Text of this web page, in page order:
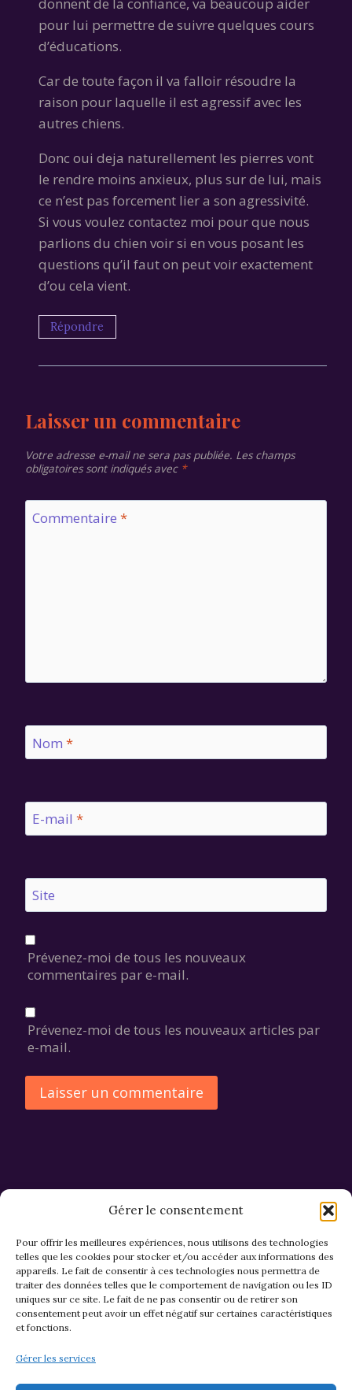
Gérer le consentement
Pour offrir les meilleures expériences, nous utilisons des technologies
telles que les cookies pour stocker et/ou accéder aux informations des
appareils. Le fait de consentir à ces technologies nous permettra de
traiter des données telles que le comportement de navigation ou les ID
uniques sur ce site. Le fait de ne pas consentir ou de retirer son
consentement peut avoir un effet négatif sur certaines caractéristiques
et fonctions.
Gérer les services
pour lui permettre de suivre quelques cours
d’éducations.
Car de toute façon il va falloir résoudre la
raison pour laquelle il est agressif avec les
autres chiens.
Donc oui deja naturellement les pierres vont
le rendre moins anxieux, plus sur de lui, mais
ce n’est pas forcement lier a son agressivité.
Si vous voulez contactez moi pour que nous
parlions du chien voir si en vous posant les
questions qu’il faut on peut voir exactement
d’ou cela vient.
Répondre
Laisser un commentaire
Votre adresse e-mail ne sera pas publiée. Les champs
obligatoires sont indiqués avec *
Commentaire *
Nom *
E-mail *
Site
Prévenez-moi de tous les nouveaux
commentaires par e-mail.
Prévenez-moi de tous les nouveaux articles par
e-mail.
CGV et Retours